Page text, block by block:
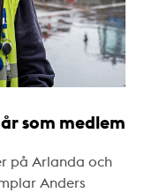
som medlem
på Arlanda och
Anders